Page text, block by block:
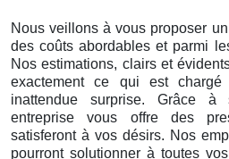
Nous veillons à vous proposer
des coûts abordables et parmi
Nos estimations, clairs et
exactement ce qui est
inattendue surprise. Grâce à
entreprise vous offre des
satisferont à vos désirs. Nos
pourront solutionner à toutes